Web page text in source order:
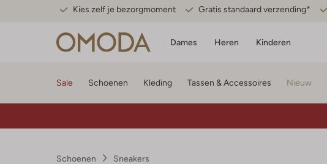
Kies zelf je bezorgmoment Gratis standaard verzending*
Dames Heren Kinderen
Sale Schoenen Kleding Tassen & Accessoires Nieuw
Schoenen Sneakers